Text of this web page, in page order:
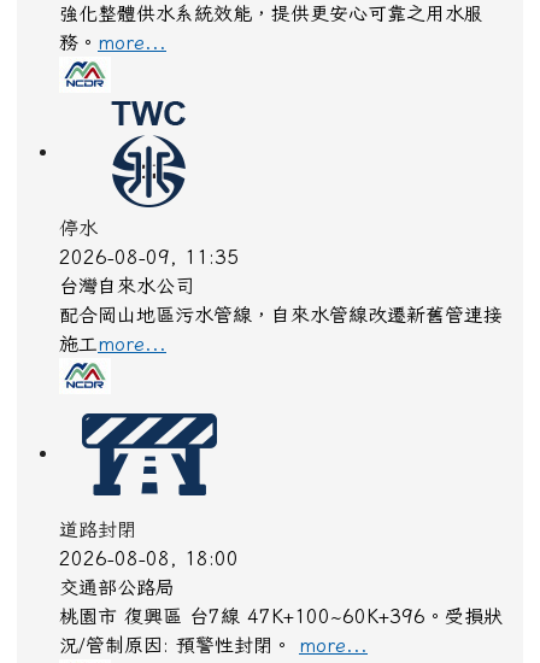
強化整體供水系統效能，提供更安心可靠之用水服
務。 more...
停水
2026-08-09, 11:35
台灣自來水公司
配合岡山地區污水管線，自來水管線改遷新舊管連接
施工more...
道路封閉
2026-08-08, 18:00
交通部公路局
桃園市 復興區 台7線 47K+100~60K+396。受損狀
況/管制原因: 預警性封閉。 more...